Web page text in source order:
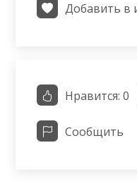
Добавить в
Нравится: 0
Сообщить